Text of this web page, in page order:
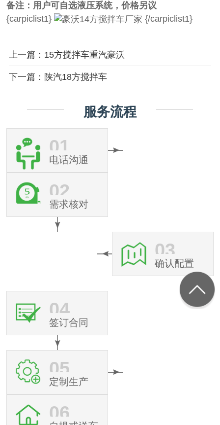
备注：用户可自选液压系统，价格另议
{carpiclist1}
{/carpiclist1}
上一篇：15方搅拌车重汽豪沃
下一篇：陕汽18方搅拌车
服务流程
01
电话沟通
02
需求核对
03
确认配置
04
签订合同
05
定制生产
06